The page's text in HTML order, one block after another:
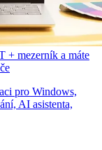
+ mezerník a máte
pro Windows,
AI asistenta,